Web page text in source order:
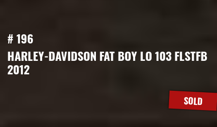
# 196
HARLEY-DAVIDSON FAT BOY LO 103 FLSTFB
2012
SOLD